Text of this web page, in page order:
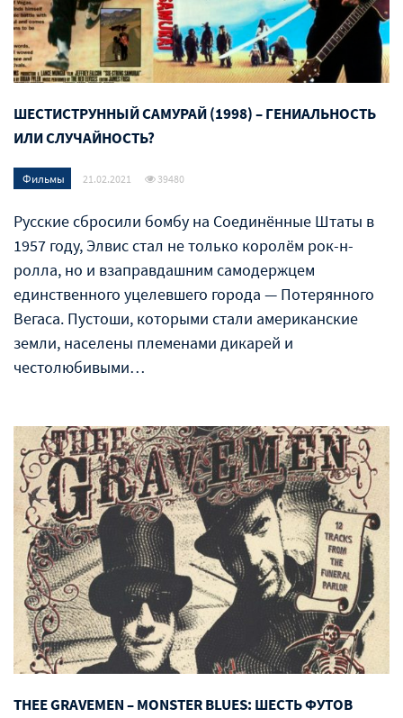
ШЕСТИСТРУННЫЙ САМУРАЙ (1998) – ГЕНИАЛЬНОСТЬ
ИЛИ СЛУЧАЙНОСТЬ?
Фильмы 21.02.2021 39480
Русские сбросили бомбу на Соединённые Штаты в
1957 году, Элвис стал не только королём рок-н-
ролла, но и взаправдашним самодержцем
единственного уцелевшего города — Потерянного
Вегаса. Пустоши, которыми стали американские
земли, населены племенами дикарей и
честолюбивыми…
THEE GRAVEMEN – MONSTER BLUES: ШЕСТЬ ФУТОВ